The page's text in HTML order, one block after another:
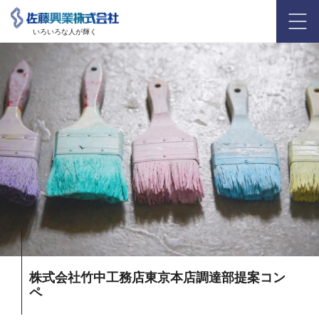
いろいろな人が輝く
株式会社竹中工務店東京本店調達部提案コン
ペ